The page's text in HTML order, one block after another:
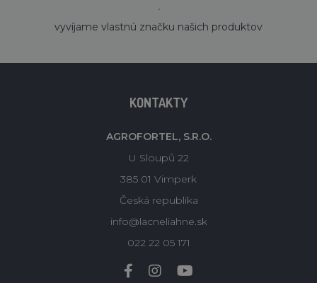
´
vyvíjame vlastnú značku našich produktov
KONTAKTY
AGROFORTEL, S.R.O.
U Sloupů 22
385 01 Vimperk
Česká republika
info@lacneliahne.sk
022 22 05 171